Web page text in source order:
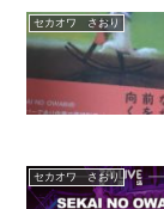
セカオワ さおり
セカオワ さおり